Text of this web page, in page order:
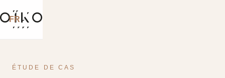
FR ⌄
ÉTUDE DE CAS